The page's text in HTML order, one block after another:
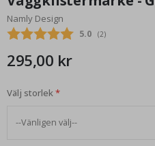
början
av
bildgalleriet
Namly Design
Snittbetyg:
5.0 (röster:
2)
295,00 kr
Välj storlek